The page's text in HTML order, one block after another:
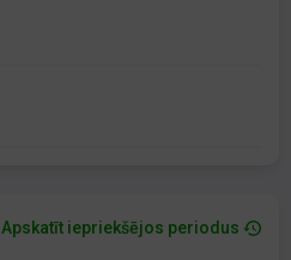
Apskatīt iepriekšējos periodus